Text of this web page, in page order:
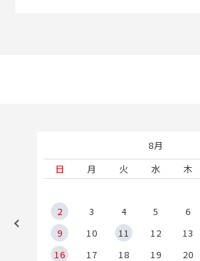
8月
日
月 火 水 木
2
3 4 5 6
9
10 11 12 13
16
17 18 19 20